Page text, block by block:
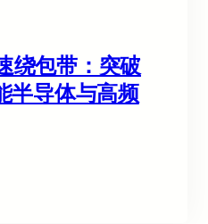
绕包带：突破
半导体与高频